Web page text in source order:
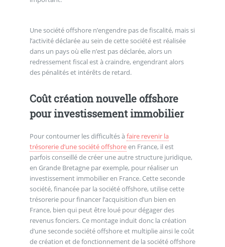
Une société offshore n’engendre pas de fiscalité, mais si
l’activité déclarée au sein de cette société est réalisée
dans un pays où elle n’est pas déclarée, alors un
redressement fiscal est à craindre, engendrant alors
des pénalités et intérêts de retard.
Coût création nouvelle offshore
pour investissement immobilier
Pour contourner les difficultés à faire revenir la
trésorerie d’une société offshoreen France, il est
parfois conseillé de créer une autre structure juridique,
en Grande Bretagne par exemple, pour réaliser un
investissement immobilier en France. Cette seconde
société, financée par la société offshore, utilise cette
trésorerie pour financer l’acquisition d’un bien en
France, bien qui peut être loué pour dégager des
revenus fonciers. Ce montage induit donc la création
d’une seconde société offshore et multiplie ainsi le coût
de création et de fonctionnement de la société offshore